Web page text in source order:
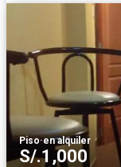
Piso·en alquiler
S/.1,000